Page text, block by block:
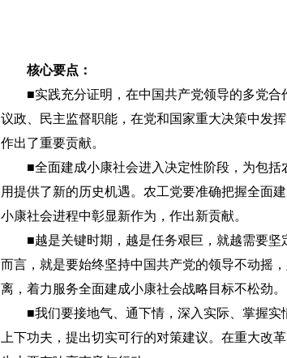
核心要点：
■实践充分证明，在中国共产党领导的多党
议政、民主监督职能，在党和国家重大决策中发
作出了重要贡献。
■全面建成小康社会进入决定性阶段，为包
用提供了新的历史机遇。农工党要准确把握全面
小康社会进程中彰显新作为，作出新贡献。
■越是关键时期，越是任务艰巨，就越需要
而言，就是要始终坚持中国共产党的领导不动摇
离，着力服务全面建成小康社会战略目标不松劲。
■我们要接地气、通下情，深入实际、掌握
上下功夫，提出切实可行的对策建议。在重大改